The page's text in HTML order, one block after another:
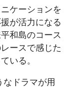
ケーションを
が活力になる
和島のコース
ースで感じた
いる。
ドラマが用